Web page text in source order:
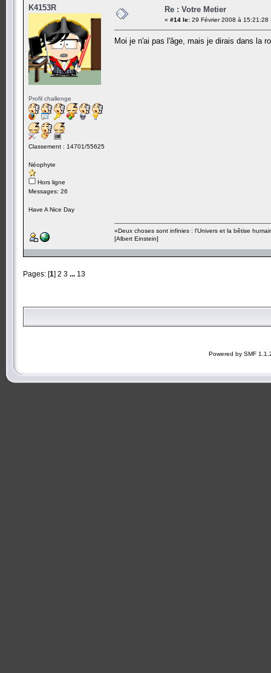
K4153R
Profil challenge
Classement : 14701/55625
Néophyte
Hors ligne
Messages: 26
Have A Nice Day
Re : Votre Metier
« #14 le: 29 Février 2008 à 15:21:28
Moi je n'ai pas l'âge, mais je dirais dans la
«Deux choses sont infinies : l'Univers et la bêtise
[Albert Einstein]
Pages: [1] 2 3 ... 13
Powered by SMF